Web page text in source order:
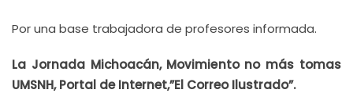
Por una base trabajadora de profesores informada.
La Jornada Michoacán, Movimiento no más tomas
UMSNH, Portal de Internet,”El CorreoIlustrado”.